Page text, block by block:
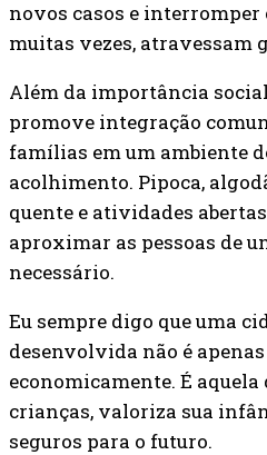
novos casos e
muitas vezes, atravessam
Além da importância
promove integração
famílias em um ambiente
acolhimento. Pipoca,
quente e atividades
aproximar as pessoas de
necessário.
Eu sempre digo que uma
desenvolvida não é
economicamente. É aquela
crianças, valoriza sua
seguros para o futuro.